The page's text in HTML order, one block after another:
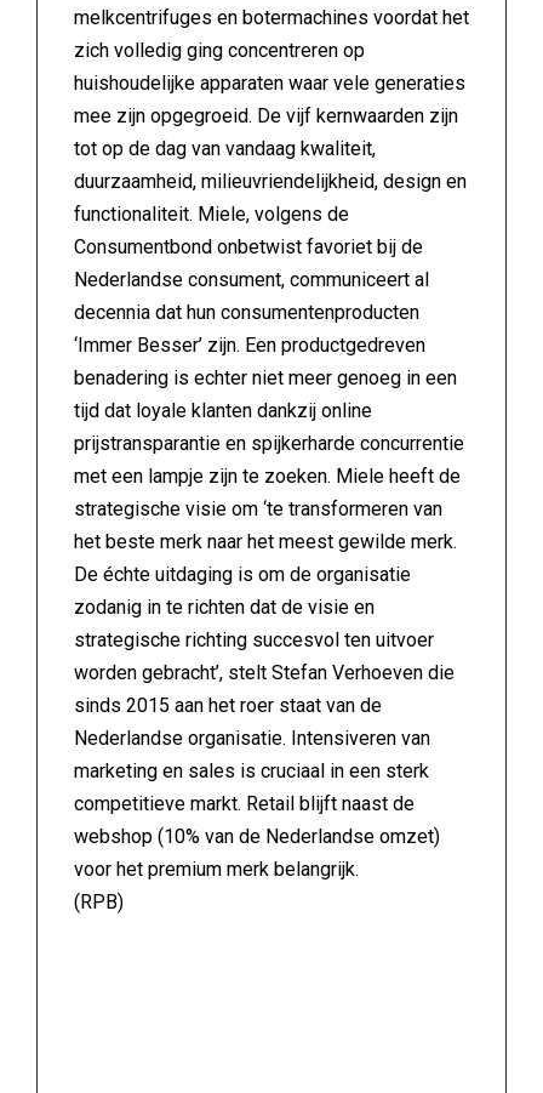
melkcentrifuges en botermachines voordat het
zich volledig ging concentreren op
huishoudelijke apparaten waar vele generaties
mee zijn opgegroeid. De vijf kernwaarden zijn
tot op de dag van vandaag kwaliteit,
duurzaamheid, milieuvriendelijkheid, design en
functionaliteit. Miele, volgens de
Consumentbond onbetwist favoriet bij de
Nederlandse consument, communiceert al
decennia dat hun consumentenproducten
‘Immer Besser’ zijn. Een productgedreven
benadering is echter niet meer genoeg in een
tijd dat loyale klanten dankzij online
prijstransparantie en spijkerharde concurrentie
met een lampje zijn te zoeken. Miele heeft de
strategische visie om ‘te transformeren van
het beste merk naar het meest gewilde merk.
De échte uitdaging is om de organisatie
zodanig in te richten dat de visie en
strategische richting succesvol ten uitvoer
worden gebracht’, stelt Stefan Verhoeven die
sinds 2015 aan het roer staat van de
Nederlandse organisatie. Intensiveren van
marketing en sales is cruciaal in een sterk
competitieve markt. Retail blijft naast de
webshop (10% van de Nederlandse omzet)
voor het premium merk belangrijk.
(RPB)